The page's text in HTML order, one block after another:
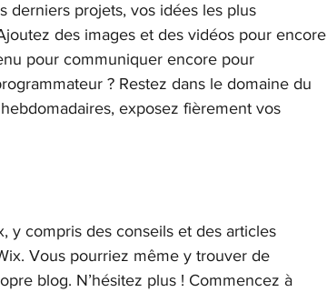
derniers projets, vos idées les plus
des images et des vidéos pour encore
pour communiquer encore pour
? Restez dans le domaine du
exposez fièrement vos
y compris des conseils et des articles
Vous pourriez même y trouver de
blog. N’hésitez plus ! Commencez à